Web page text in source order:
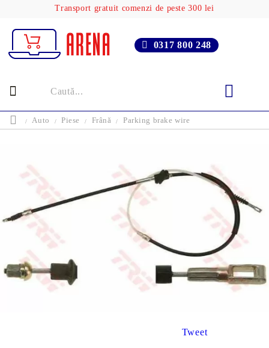
Transport gratuit comenzi de peste 300 lei
0317 800 248
Auto Piese Frână Parking brake wire
Tweet